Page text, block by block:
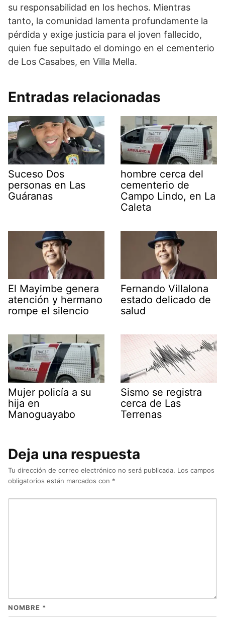
su responsabilidad en los hechos. Mientras
tanto, la comunidad lamenta profundamente la
pérdida y exige justicia para el joven fallecido,
quien fue sepultado el domingo en el cementerio
de Los Casabes, en Villa Mella.
Entradas relacionadas
Suceso Dos
personas en Las
Guáranas
hombre cerca del
cementerio de
Campo Lindo, en La
Caleta
El Mayimbe genera
atención y hermano
rompe el silencio
Fernando Villalona
estado delicado de
salud
Mujer policía a su
hija en
Manoguayabo
Sismo se registra
cerca de Las
Terrenas
Deja una respuesta
Tu dirección de correo electrónico no será publicada. Los campos
obligatorios están marcados con *
NOMBRE *